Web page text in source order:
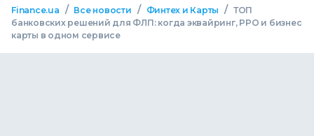
Finance.ua / Все новости / Финтех и Карты / ТОП
банковских решений для ФЛП: когда эквайринг, РРО и бизнес
карты в одном сервисе